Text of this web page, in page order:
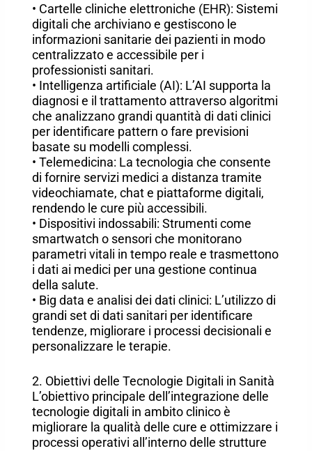
• Cartelle cliniche elettroniche (EHR): Sistemi
digitali che archiviano e gestiscono le
informazioni sanitarie dei pazienti in modo
centralizzato e accessibile per i
professionisti sanitari.
• Intelligenza artificiale (AI): L’AI supporta la
diagnosi e il trattamento attraverso algoritmi
che analizzano grandi quantità di dati clinici
per identificare pattern o fare previsioni
basate su modelli complessi.
• Telemedicina: La tecnologia che consente
di fornire servizi medici a distanza tramite
videochiamate, chat e piattaforme digitali,
rendendo le cure più accessibili.
• Dispositivi indossabili: Strumenti come
smartwatch o sensori che monitorano
parametri vitali in tempo reale e trasmettono
i dati ai medici per una gestione continua
della salute.
• Big data e analisi dei dati clinici: L’utilizzo di
grandi set di dati sanitari per identificare
tendenze, migliorare i processi decisionali e
personalizzare le terapie.
2. Obiettivi delle Tecnologie Digitali in Sanità
L’obiettivo principale dell’integrazione delle
tecnologie digitali in ambito clinico è
migliorare la qualità delle cure e ottimizzare i
processi operativi all’interno delle strutture